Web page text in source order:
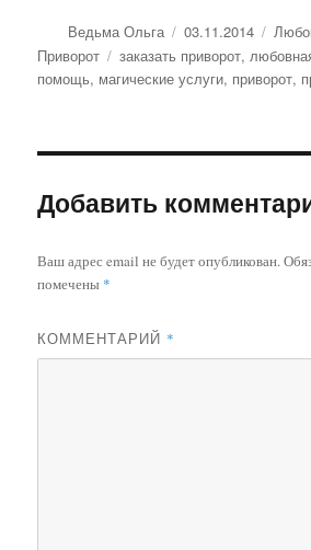
Автор
Ведьма Ольга Опубликовано
03.11.2014
Приворот
Метки
заказать приворот,
помощь, магические услуги, приворот,
Добавить
Ваш адрес email не будет опубликован.
помечены *
КОММЕНТАРИЙ *